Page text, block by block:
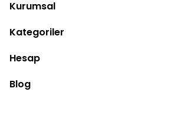
Kurumsal
Kategoriler
Hesap
Blog